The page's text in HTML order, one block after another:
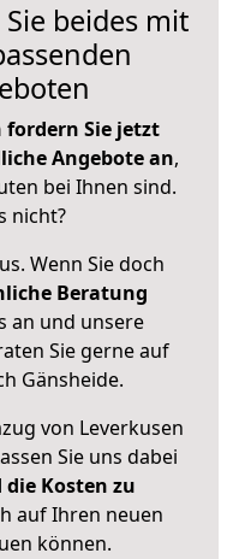
beides mit
fordern Sie jetzt
Angebote an,
bei Ihnen sind.
nicht?
Wenn Sie doch
Beratung
an und unsere
Sie gerne auf
Gänsheide.
von Leverkusen
Sie uns dabei
die Kosten zu
auf Ihren neuen
können.